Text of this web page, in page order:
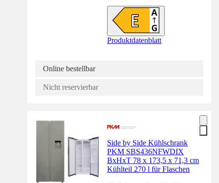
Produktdatenblatt
Online bestellbar
Nicht reservierbar
Side by Side Kühlschrank
PKM SBS436NFWDIX
BxHxT 78 x 173,5 x 71,3 cm
Kühlteil 270 l für Flaschen